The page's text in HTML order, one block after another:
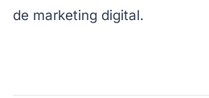
de marketing digital.